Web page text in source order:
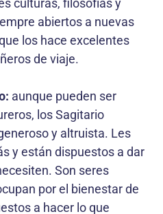
culturas, filosofías y
abiertos a nuevas
los hace excelentes
de viaje.
aunque pueden ser
los Sagitario
y altruista. Les
y están dispuestos a dar
Son seres
por el bienestar de
a hacer lo que